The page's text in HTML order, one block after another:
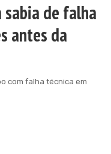
sabia de falha
antes da
com falha técnica em